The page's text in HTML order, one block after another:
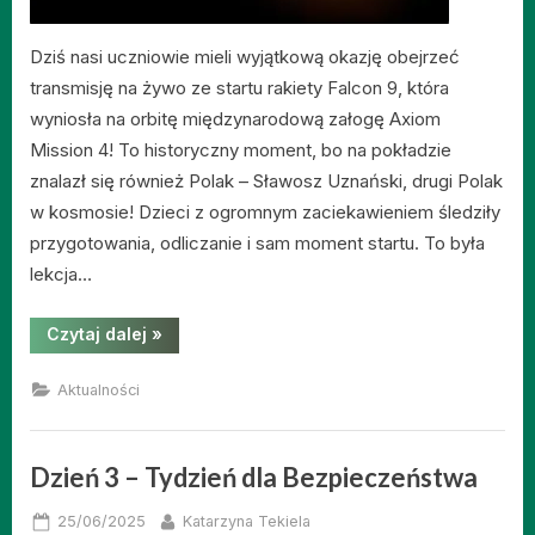
Dziś nasi uczniowie mieli wyjątkową okazję obejrzeć
transmisję na żywo ze startu rakiety Falcon 9, która
wyniosła na orbitę międzynarodową załogę Axiom
Mission 4! To historyczny moment, bo na pokładzie
znalazł się również Polak – Sławosz Uznański, drugi Polak
w kosmosie! Dzieci z ogromnym zaciekawieniem śledziły
przygotowania, odliczanie i sam moment startu. To była
lekcja…
Czytaj dalej “Lecimy
w
»
Aktualności
Dzień 3 – Tydzień dla Bezpieczeństwa
Posted
25/06/2025 By
Katarzyna Tekiela